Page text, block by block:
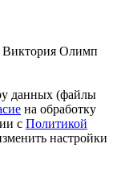
Виктория Олимп
данных (файлы
на обработку
с Политикой
настройки